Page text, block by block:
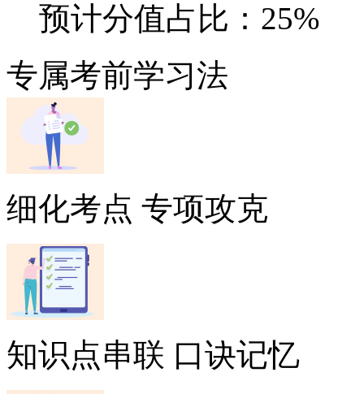
预计分值占比：25%
专属考前学习法
细化考点 专项攻克
知识点串联 口诀记忆